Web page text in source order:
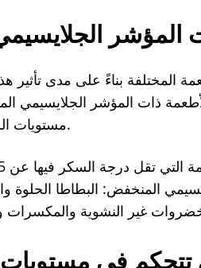
المؤشر
بناءً على مدى تأثير
ذات المؤشر الجلايسيمي
مستويات السكر في الدم أثناء الصيام.
المنخفض: البطاطا الحلوة
تتحكم في